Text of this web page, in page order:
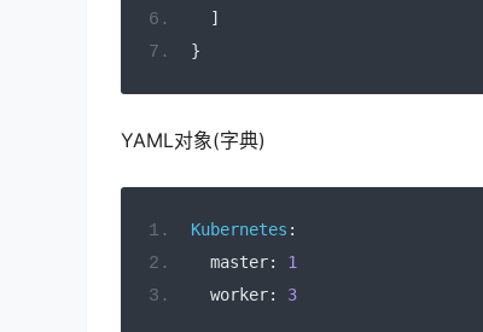
]
}
YAML对象(字典)
Kubernetes :
  master
:
1
  worker
: 3